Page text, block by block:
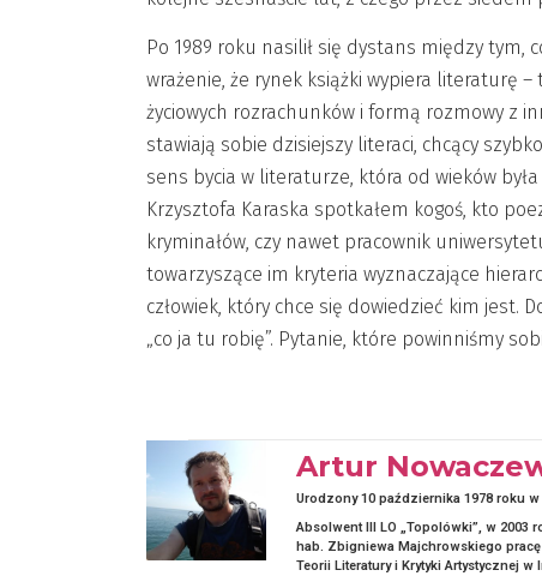
Po 1989 roku nasilił się dystans między
wrażenie, że rynek książki wypiera literaturę
życiowych rozrachunków i formą rozmowy z
stawiają sobie dzisiejszy literaci, chcący
sens bycia w literaturze, która od wieków
Krzysztofa Karaska spotkałem kogoś, kto
kryminałów, czy nawet pracownik
towarzyszące im kryteria wyznaczające
człowiek, który chce się dowiedzieć kim jest.
„co ja tu robię”. Pytanie, które powinniśmy
Artur
Urodzony 10 października 1978 roku w
Absolwent III LO „Topolówki”, w 2003
hab. Zbigniewa Majchrowskiego
Teorii Literatury i Krytyki Artystycznej